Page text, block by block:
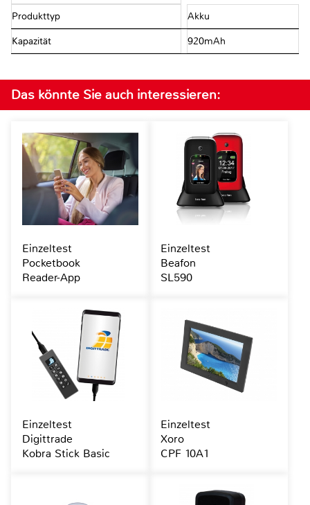
Produkttyp Akku
Kapazität 920mAh
Das könnte Sie auch interessieren:
Einzeltest
Pocketbook
Reader-App
Einzeltest
Beafon
SL590
Einzeltest
Digittrade
Kobra Stick Basic
Einzeltest
Xoro
CPF 10A1